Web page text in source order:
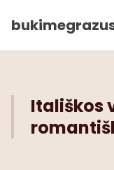
Itališkos